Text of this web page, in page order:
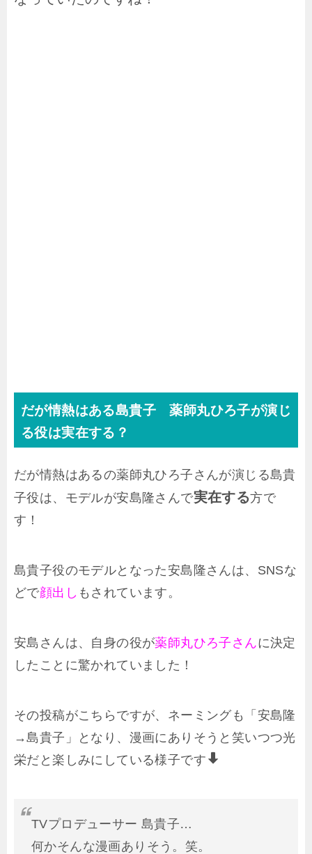
だが情熱はある島貴子 薬師丸ひろ子が演じ
る役は実在する？
だが情熱はあるの薬師丸ひろ子さんが演じる島貴
子役は、モデルが安島隆さんで実在する方で
す！
島貴子役のモデルとなった安島隆さんは、SNSな
どで顔出し もされています。
安島さんは、自身の役が薬師丸ひろ子さんに決定
したことに驚かれていました！
その投稿がこちらですが、ネーミングも「安島隆
→島貴子」となり、漫画にありそうと笑いつつ光
栄だと楽しみにしている様子です
TVプロデューサー 島貴子…
何かそんな漫画ありそう。笑。